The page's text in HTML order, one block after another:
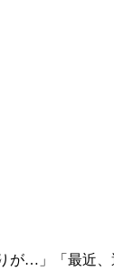
が…」「最